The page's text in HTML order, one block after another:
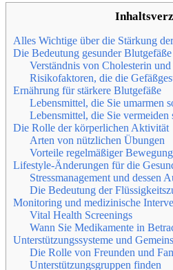
Alles Wichtige über die Stärkung
Die Bedeutung gesunder Blutgefäße
Verständnis von Cholesterin
Risikofaktoren, die die
Ernährung für stärkere Blutgefäße
Lebensmittel, die Sie umarmen
Lebensmittel, die Sie vermeiden
Die Rolle der körperlichen Aktivität
Arten von nützlichen Übungen
Vorteile regelmäßiger Bewegung
Lifestyle-Änderungen für die
Stressmanagement und dessen
Die Bedeutung der
Monitoring und medizinische
Vital Health Screenings
Wann Sie Medikamente in
Unterstützungssysteme und
Die Rolle von Freunden und
Unterstützungsgruppen finden